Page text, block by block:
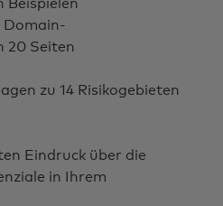
Beispielen
Domain-
20 Seiten
zu 14 Risikogebieten
Eindruck über die
in Ihrem